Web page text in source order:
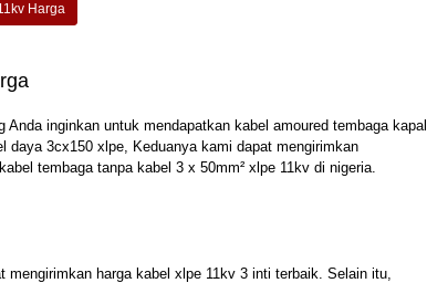
Harga
inginkan untuk mendapatkan kabel amoured tembaga kapal
3cx150 xlpe, Keduanya kami dapat mengirimkan
tembaga tanpa kabel 3 x 50mm² xlpe 11kv di nigeria.
harga kabel xlpe 11kv 3 inti terbaik. Selain itu,